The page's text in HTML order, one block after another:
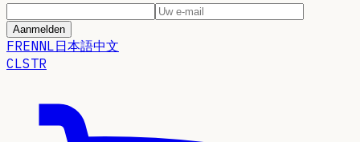
Aanmelden
FRENNL日本語中文
CLSTR